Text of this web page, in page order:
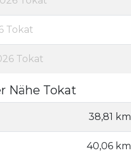
Tokat
Tokat
Nähe Tokat
38,81 km
40,06 km